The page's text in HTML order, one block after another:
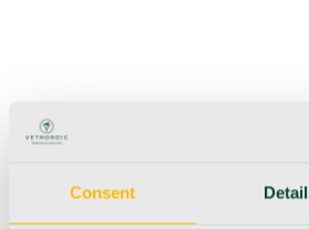
Consent